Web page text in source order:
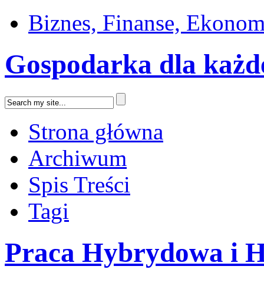
Biznes, Finanse,
Gospodarka dla
Strona główna
Archiwum
Spis Treści
Tagi
Praca Hybrydowa i